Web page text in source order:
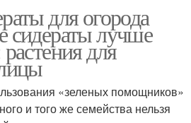
для огорода
сидераты лучше
для
«зеленых помощников»
и того же семейства нельзя